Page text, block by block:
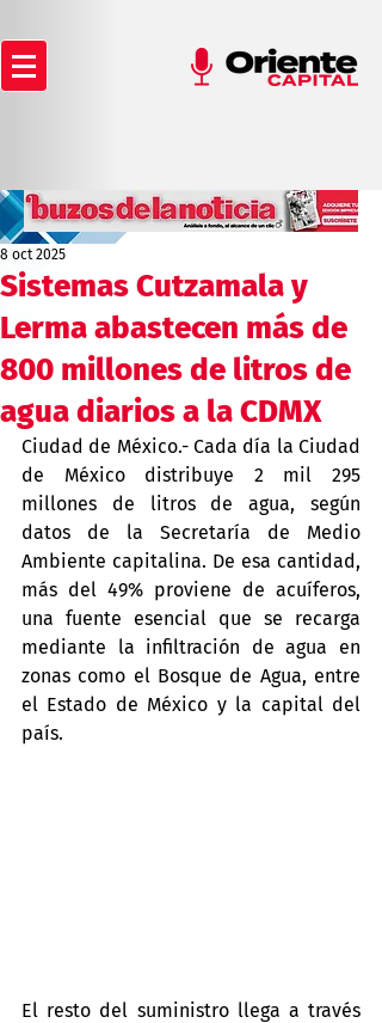
Sistemas Cutzamala y
Lerma abastecen más de
800 millones de litros de
agua diarios a la CDMX
8 oct 2025
Ciudad de México.- Cada día la Ciudad
de México distribuye 2 mil 295
millones de litros de agua, según
datos de la Secretaría de Medio
Ambiente capitalina. De esa cantidad,
más del 49% proviene de acuíferos,
una fuente esencial que se recarga
mediante la infiltración de agua en
zonas como el Bosque de Agua, entre
el Estado de México y la capital del
país.
El resto del suministro llega a través